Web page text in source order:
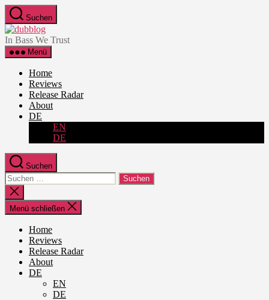
Zum
Inhalt
springen
Suchen
dubblog
In Bass We Trust
Menü
Home
Reviews
Release Radar
About
DE
EN
DE
Suchen
Suche
nach:
Suche
schließen
Menü schließen
Home
Reviews
Release Radar
About
DE
EN
DE